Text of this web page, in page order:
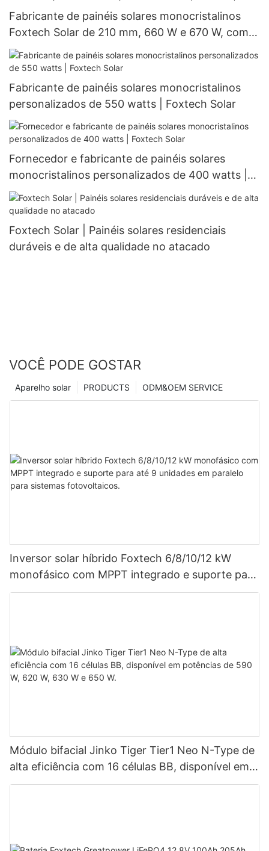
Fabricante de painéis solares monocristalinos
Foxtech Solar de 210 mm, 660 W e 670 W, com
132 células (meio corte).
Fabricante de painéis solares monocristalinos
personalizados de 550 watts | Foxtech Solar
Fornecedor e fabricante de painéis solares
monocristalinos personalizados de 400 watts |
Foxtech Solar
Foxtech Solar | Painéis solares residenciais
duráveis ​​e de alta qualidade no atacado
VOCÊ PODE GOSTAR
ODM&OEM SERVICE
PRODUCTS
Aparelho solar
Inversor solar híbrido Foxtech 6/8/10/12 kW
monofásico com MPPT integrado e suporte para
até 9 unidades em paralelo para sistemas
Módulo bifacial Jinko Tiger Tier1 Neo N-Type de
alta eficiência com 16 células BB, disponível em
potências de 590 W, 620 W, 630 W e 650 W.